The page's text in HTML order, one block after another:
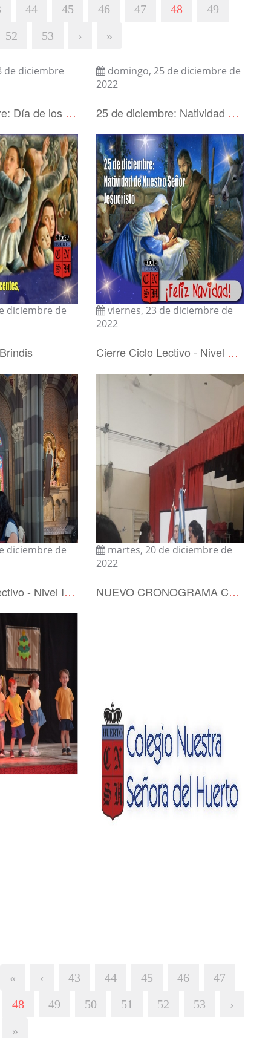
44 45 46 47 48
49
52
53 › »
de diciembre
28 de diciembre: Día de los Santos Inocentes, primeros mártires.
domingo, 25 de diciembre de
2022
25 de diciembre: Natividad de Nuestro Señor Jesucristo
diciembre de
viernes, 23 de diciembre de
2022
Cierre Ciclo Lectivo - Nivel Secudario
diciembre de
Cierre Ciclo Lectivo - Nivel Inicial
martes, 20 de diciembre de
2022
NUEVO CRONOGRAMA COLOQUIOS DE DICIEMBRE
« ‹ 43 44 45 46
47
48
49 50 51 52 53
›
»